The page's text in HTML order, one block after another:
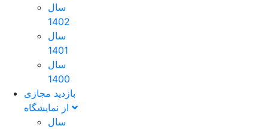
سال
1402
سال
1401
سال
1400
بازدید مجازی
سال